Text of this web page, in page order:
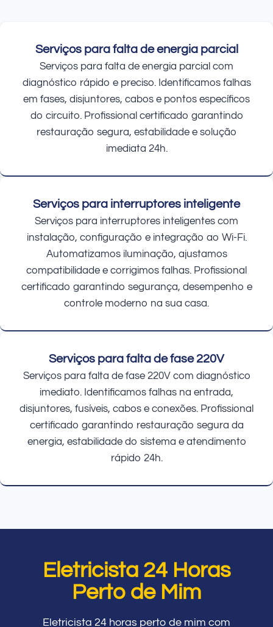
Serviços para falta de energia parcial
Serviços para falta de energia parcial com
diagnóstico rápido e preciso. Identificamos falhas
em fases, disjuntores, cabos e pontos específicos
do circuito. Profissional certificado garantindo
restauração segura, estabilidade e solução
imediata 24h.
Serviços para interruptores inteligente
Serviços para interruptores inteligentes com
instalação, configuração e integração ao Wi-Fi.
Automatizamos iluminação, ajustamos
compatibilidade e corrigimos falhas. Profissional
certificado garantindo segurança, desempenho e
controle moderno na sua casa.
Serviços para falta de fase 220V
Serviços para falta de fase 220V com diagnóstico
imediato. Identificamos falhas na entrada,
disjuntores, fusíveis, cabos e conexões. Profissional
certificado garantindo restauração segura da
energia, estabilidade do sistema e atendimento
rápido 24h.
Eletricista 24 Horas
Perto de Mim
Eletricista 24 horas perto de mim com